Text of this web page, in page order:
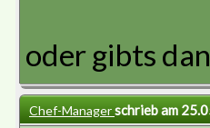
oder gibts
Chef-Managerschrieb am